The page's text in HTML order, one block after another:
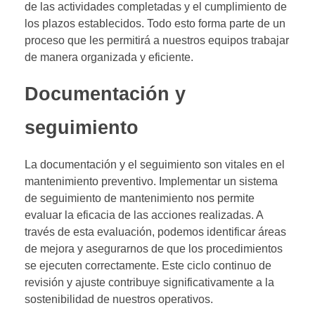
de las actividades completadas y el cumplimiento de
los plazos establecidos. Todo esto forma parte de un
proceso que les permitirá a nuestros equipos trabajar
de manera organizada y eficiente.
Documentación y
seguimiento
La documentación y el seguimiento son vitales en el
mantenimiento preventivo. Implementar un sistema
de seguimiento de mantenimiento nos permite
evaluar la eficacia de las acciones realizadas. A
través de esta evaluación, podemos identificar áreas
de mejora y asegurarnos de que los procedimientos
se ejecuten correctamente. Este ciclo continuo de
revisión y ajuste contribuye significativamente a la
sostenibilidad de nuestros operativos.